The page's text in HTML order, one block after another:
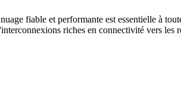
fiable et performante est essentielle à
riches en connectivité vers